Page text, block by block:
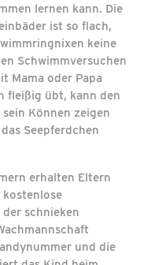
lernen kann. Die
ist so flach,
keine
Schwimmversuchen
Mama oder Papa
fleißig übt, kann den
Können zeigen
Seepferdchen
erhalten Eltern
schnieken
und die